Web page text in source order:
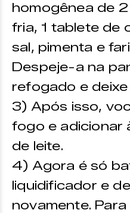
homogênea de
fria, 1 tablete de
sal, pimenta e
Despeje-a na
refogado e
3) Após isso,
fogo e adicionar
de leite.
4) Agora é só
liquidificador e
novamente.